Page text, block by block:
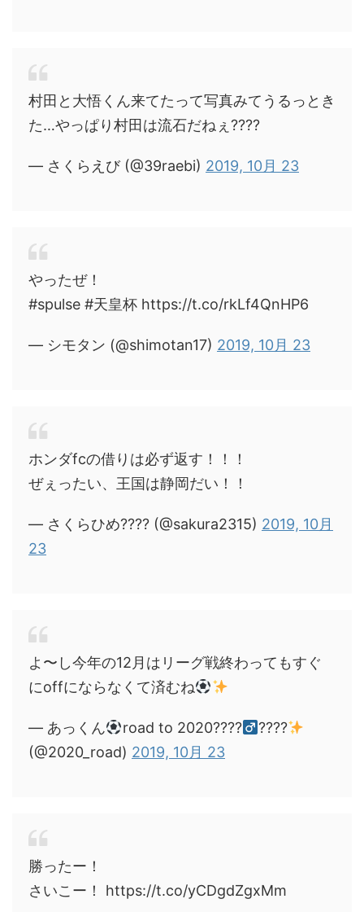
村田と大悟くん来てたって写真みてうるっとき
た…やっぱり村田は流石だねぇ????
— さくらえび (@39raebi) 2019, 10月 23
やったぜ！
#spulse #天皇杯 https://t.co/rkLf4QnHP6
— シモタン (@shimotan17) 2019, 10月 23
ホンダfcの借りは必ず返す！！！
ぜぇったい、王国は静岡だい！！
— さくらひめ???? (@sakura2315) 2019, 10月
23
よ〜し今年の12月はリーグ戦終わってもすぐ
にoffにならなくて済むね
— あっくん road to 2020????‍
????
(@2020_road) 2019, 10月 23
勝ったー！
さいこー！ https://t.co/yCDgdZgxMm